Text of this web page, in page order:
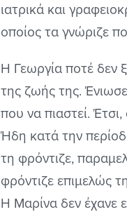
ιατρικά και
οποίος τα γνώριζε
Η Γεωργία ποτέ δεν
της ζωής της.
που να πιαστεί.
Ήδη κατά την
τη φρόντιζε,
φρόντιζε επιμελώς
Η Μαρίνα δεν έχανε